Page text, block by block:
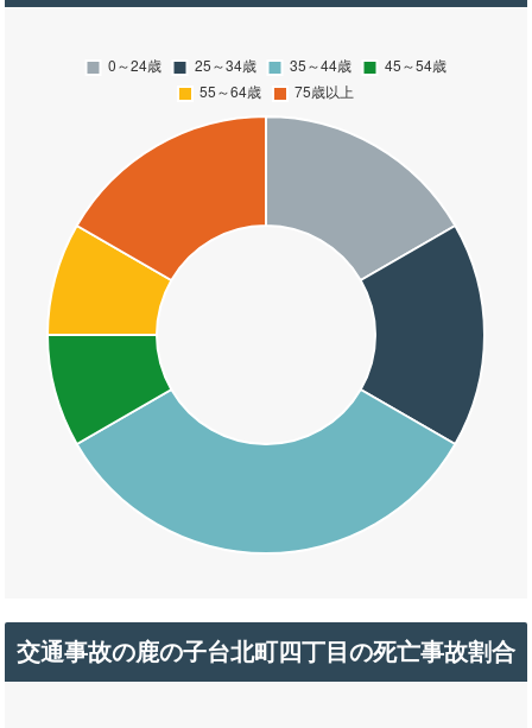
交通事故の鹿の子台北町四丁目の死亡事故割合